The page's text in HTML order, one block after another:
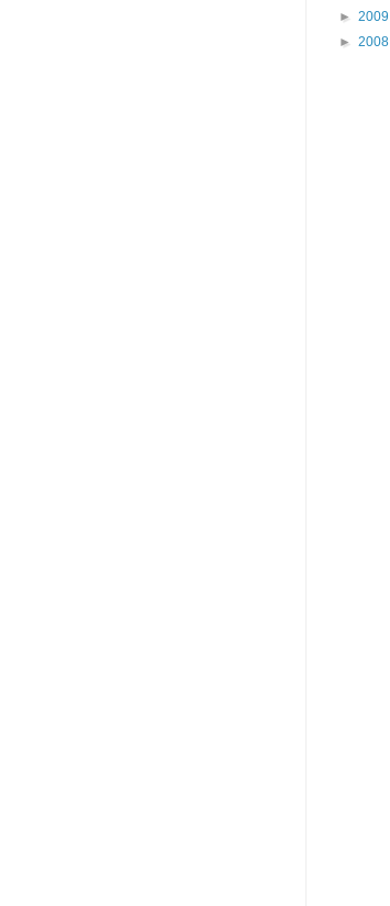
► 2009
► 2008